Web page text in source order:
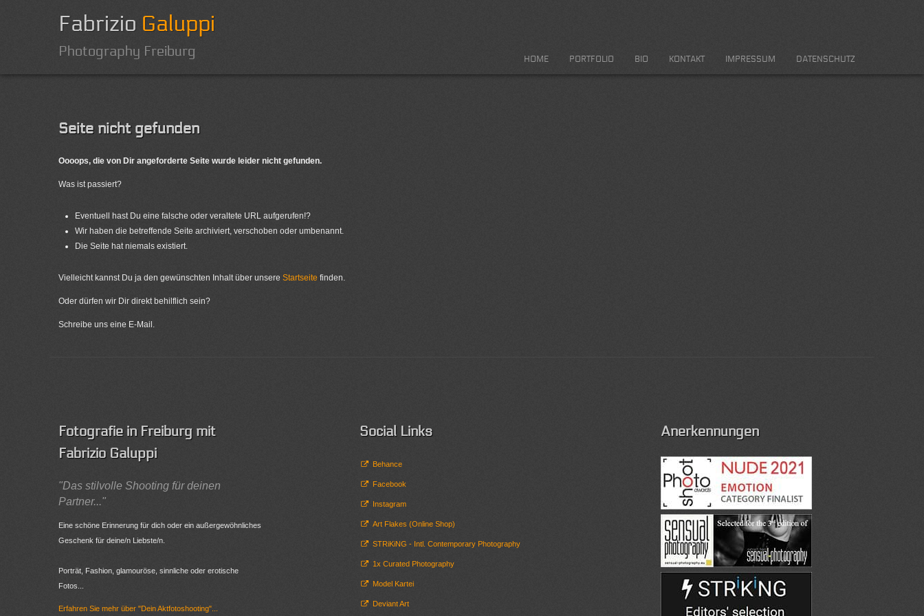
Fabrizio Galuppi
Photography Freiburg HOME PORTFOLIO BIO KONTAKT IMPRESSUM DATENSCHUTZ
Seite nicht gefunden
Oooops, die von Dir angeforderte Seite wurde leider nicht gefunden.
Was ist passiert?
Eventuell hast Du eine falsche oder veraltete URL aufgerufen!?
Wir haben die betreffende Seite archiviert, verschoben oder umbenannt.
Die Seite hat niemals existiert.
Vielleicht kannst Du ja den gewünschten Inhalt über unsereStartseite finden.
Oder dürfen wir Dir direkt behilflich sein?
Schreibe uns eine E-Mail.
Fotografie in Freiburg mit
Fabrizio Galuppi
"Das stilvolle Shooting für deinen
Partner..."
Eine schöne Erinnerung für dich oder ein außergewöhnliches
Geschenk für deine/n Liebste/n.
Porträt, Fashion, glamouröse, sinnliche oder erotische
Fotos...
Erfahren Sie mehr über "Dein Aktfotoshooting"...
Social Links
Behance
Facebook
Instagram
Art Flakes (Online Shop)
STRiKiNG - Intl. Contemporary Photography
1x Curated Photography
Model Kartei
Deviant Art
Anerkennungen